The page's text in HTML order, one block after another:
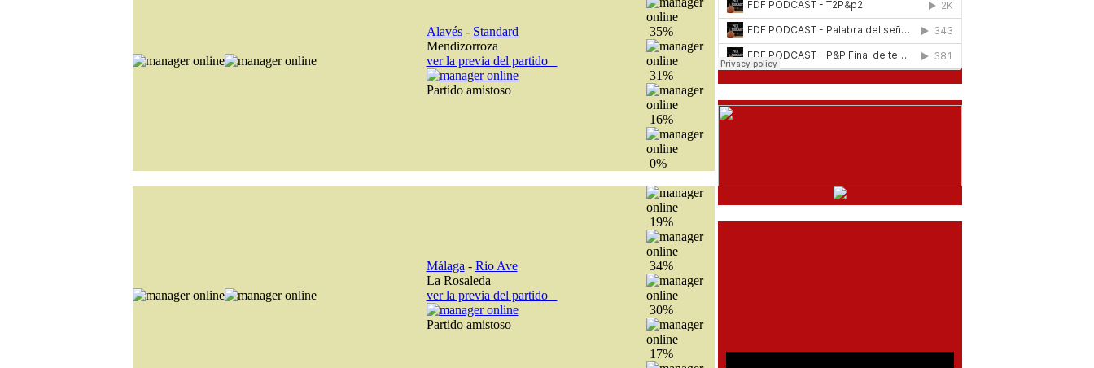
Alavés- Standard
Mendizorroza
ver la previa del partido
Partido amistoso
35%
31%
16%
0%
Málaga - Rio Ave
La Rosaleda
ver la previa del partido
Partido amistoso
19%
34%
30%
17%